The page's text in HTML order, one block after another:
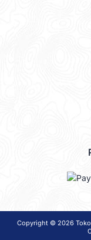
Copyright © 2026